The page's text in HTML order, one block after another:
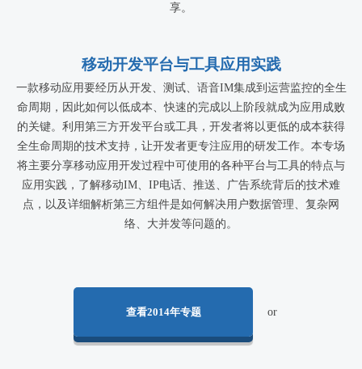
享。
移动开发平台与工具应用实践
一款移动应用要经历从开发、测试、语音IM集成到运营监控的全生
命周期，因此如何以低成本、快速的完成以上阶段就成为应用成败
的关键。利用第三方开发平台或工具，开发者将以更低的成本获得
全生命周期的技术支持，让开发者更专注应用的研发工作。本专场
将主要分享移动应用开发过程中可使用的各种平台与工具的特点与
应用实践，了解移动IM、IP电话、推送、广告系统背后的技术难
点，以及详细解析第三方组件是如何解决用户数据管理、复杂网
络、大并发等问题的。
查看2014年专题 or